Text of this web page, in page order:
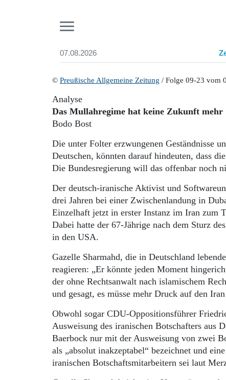
07.08.2026
Start
Aktuelle Ausgabe
Abonnenten-Login
Abonnent werden
Archiv
Mediadaten
Suchen und finden
© Preußische Allgemeine Zeitung / Folge 09-23 vom
Analyse
Das Mullahregime hat keine Zukunft mehr
Bodo Bost
Die unter Folter erzwungenen Geständnisse
Deutschen, könnten darauf hindeuten, dass
Die Bundesregierung will das offenbar noch
Der deutsch-iranische Aktivist und
drei Jahren bei einer Zwischenlandung in
Einzelhaft jetzt in erster Instanz im Iran zum
Dabei hatte der 67-Jährige nach dem Sturz
in den USA.
Gazelle Sharmahd, die in Deutschland
reagieren: „Er könnte jeden Moment
der ohne Rechtsanwalt nach islamischem
und gesagt, es müsse mehr Druck auf den
Obwohl sogar CDU-Oppositionsführer
Ausweisung des iranischen Botschafters aus
Baerbock nur mit der Ausweisung von zwei
als „absolut inakzeptabel“ bezeichnet und
iranischen Botschaftsmitarbeitern sei laut